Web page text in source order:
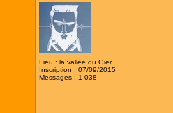
Lieu : la vallée du Gier
Inscription : 07/09/2015
Messages : 1 038